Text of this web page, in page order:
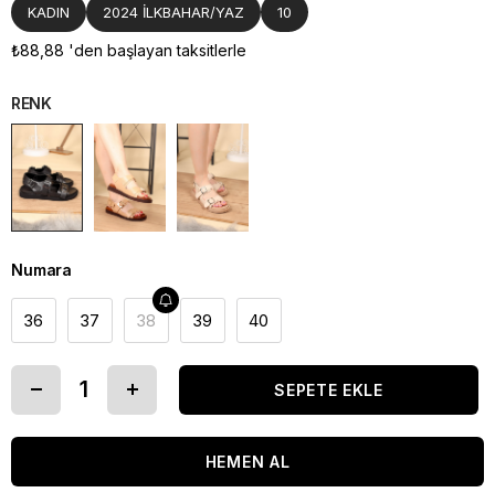
KADIN 2024 İLKBAHAR/YAZ 10
₺88,88 'den başlayan taksitlerle
RENK
Numara
36 37 38 39 40